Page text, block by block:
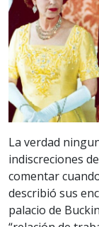
La verdad
indiscreciones
comentar
describió sus
palacio de